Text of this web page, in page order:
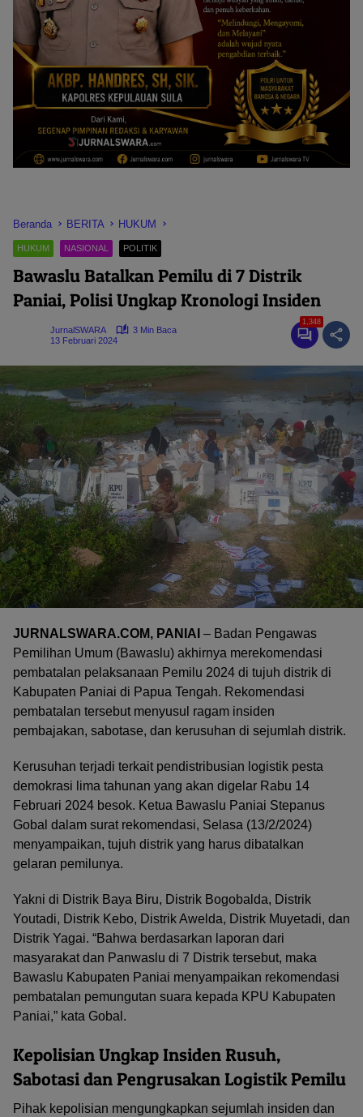
Beranda BERITA HUKUM
HUKUM NASIONAL POLITIK
Bawaslu Batalkan Pemilu di 7 Distrik
Paniai, Polisi Ungkap Kronologi Insiden
JurnalSWARA
3 Min Baca
13 Februari 2024
1,348
JURNALSWARA.COM, PANIAI – Badan Pengawas
Pemilihan Umum (Bawaslu) akhirnya merekomendasi
pembatalan pelaksanaan Pemilu 2024 di tujuh distrik di
Kabupaten Paniai di Papua Tengah. Rekomendasi
pembatalan tersebut menyusul ragam insiden
pembajakan, sabotase, dan kerusuhan di sejumlah distrik.
Kerusuhan terjadi terkait pendistribusian logistik pesta
demokrasi lima tahunan yang akan digelar Rabu 14
Februari 2024 besok. Ketua Bawaslu Paniai Stepanus
Gobal dalam surat rekomendasi, Selasa (13/2/2024)
menyampaikan, tujuh distrik yang harus dibatalkan
gelaran pemilunya.
Yakni di Distrik Baya Biru, Distrik Bogobalda, Distrik
Youtadi, Distrik Kebo, Distrik Awelda, Distrik Muyetadi, dan
Distrik Yagai. “Bahwa berdasarkan laporan dari
masyarakat dan Panwaslu di 7 Distrik tersebut, maka
Bawaslu Kabupaten Paniai menyampaikan rekomendasi
pembatalan pemungutan suara kepada KPU Kabupaten
Paniai,” kata Gobal.
Kepolisian Ungkap Insiden Rusuh,
Sabotasi dan Pengrusakan Logistik Pemilu
Pihak kepolisian mengungkapkan sejumlah insiden dan